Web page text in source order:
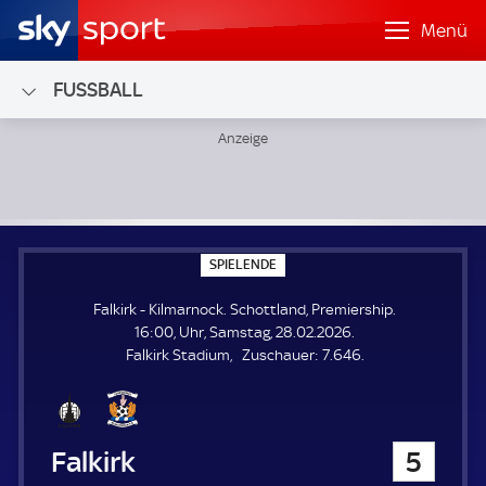
Menü
FUSSBALL
SPIELENDE
P
E
L
E
N
Falkirk - Kilmarnock. Schottland, Premiership.
16:00, Uhr, Samstag, 28.02.2026.
Falkirk Stadium
Zuschauer: Z
7.646.
Falkirk 5